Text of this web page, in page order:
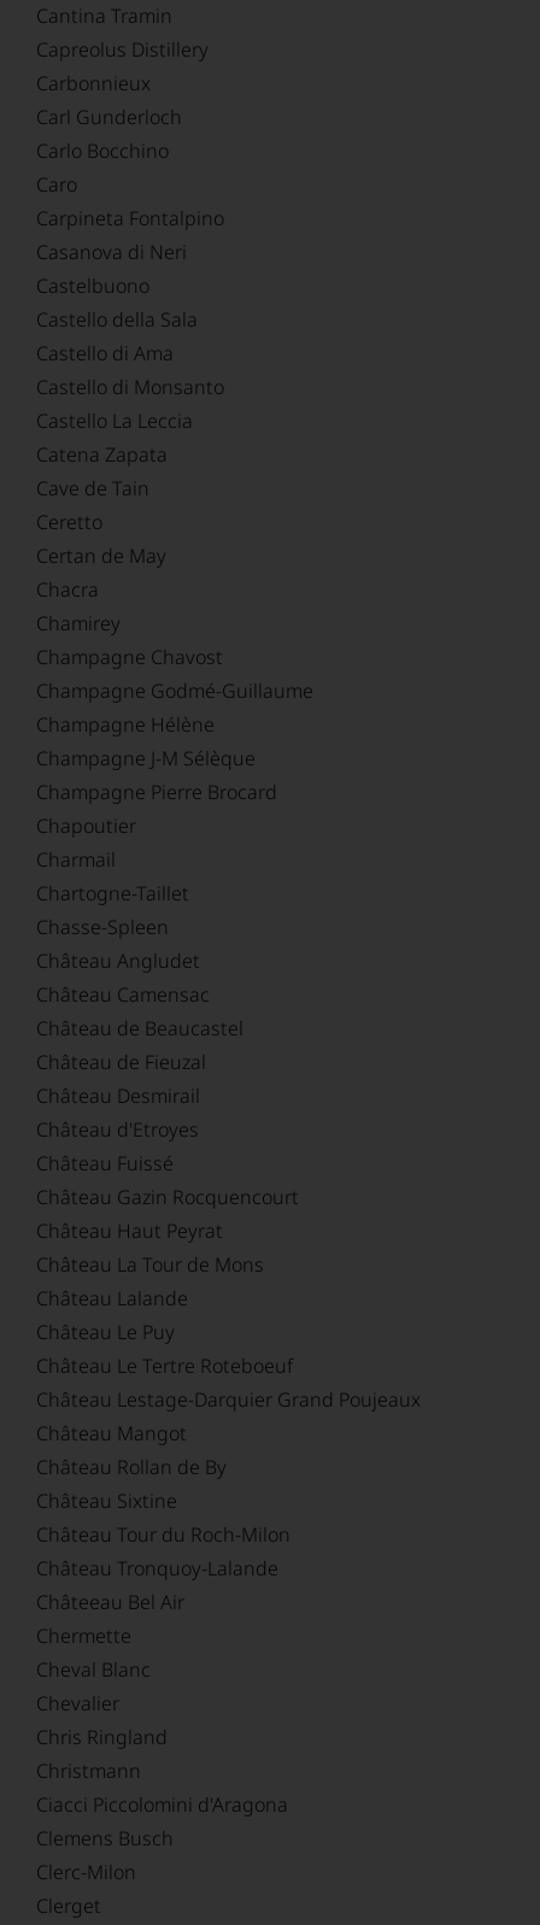
Cantina Tramin
Capreolus Distillery
Carbonnieux
Carl Gunderloch
Carlo Bocchino
Caro
Carpineta Fontalpino
Casanova di Neri
Castelbuono
Castello della Sala
Castello di Ama
Castello di Monsanto
Castello La Leccia
Catena Zapata
Cave de Tain
Ceretto
Certan de May
Chacra
Chamirey
Champagne Chavost
Champagne Godmé-Guillaume
Champagne Hélène
Champagne J-M Sélèque
Champagne Pierre Brocard
Chapoutier
Charmail
Chartogne-Taillet
Chasse-Spleen
Château Angludet
Château Camensac
Château de Beaucastel
Château de Fieuzal
Château Desmirail
Château d'Etroyes
Château Fuissé
Château Gazin Rocquencourt
Château Haut Peyrat
Château La Tour de Mons
Château Lalande
Château Le Puy
Château Le Tertre Roteboeuf
Château Lestage-Darquier Grand Poujeaux
Château Mangot
Château Rollan de By
Château Sixtine
Château Tour du Roch-Milon
Château Tronquoy-Lalande
Châteeau Bel Air
Chermette
Cheval Blanc
Chevalier
Chris Ringland
Christmann
Ciacci Piccolomini d'Aragona
Clemens Busch
Clerc-Milon
Clerget